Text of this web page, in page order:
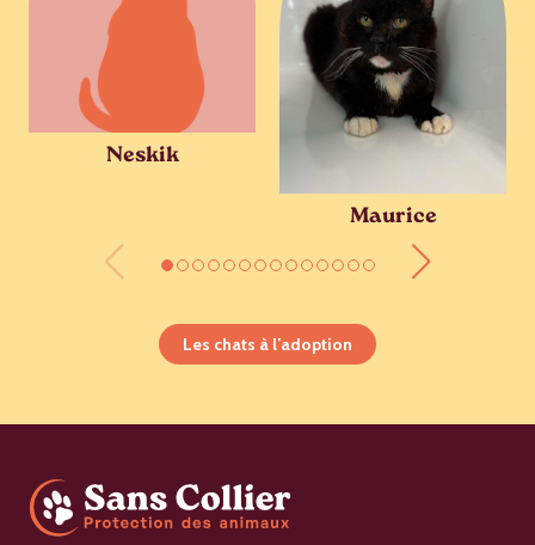
Neskik
Maurice
Les chats à l’adoption